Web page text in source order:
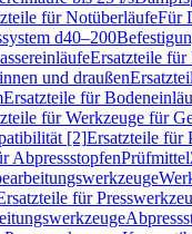
für NotüberläufeFür
d40–200
Ersatzteile für
und draußen
Ersatzteile für
für Werkzeuge für
[2]Ersatzteile für
AbpressstopfenPrüfmittel
für